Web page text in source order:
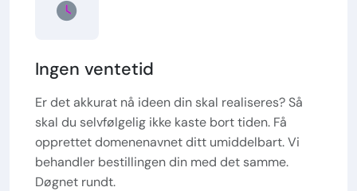
Ingen ventetid
Er det akkurat nå ideen din skal realiseres? Så
skal du selvfølgelig ikke kaste bort tiden. Få
opprettet domenenavnet ditt umiddelbart. Vi
behandler bestillingen din med det samme.
Døgnet rundt.